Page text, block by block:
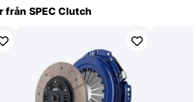
från SPEC Clutch